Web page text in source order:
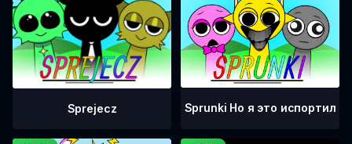
Sprejecz Sprunki Но я это испортил